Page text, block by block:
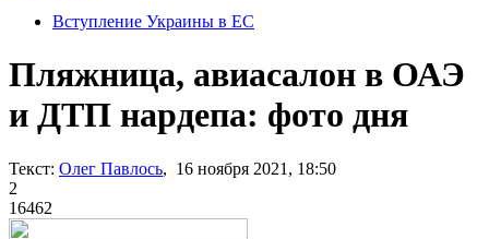
Вступление Украины в ЕС
Пляжница, авиасалон в ОАЭ
и ДТП нардепа: фото дня
Текст: Олег Павлось, 16 ноября 2021, 18:50
2
16462